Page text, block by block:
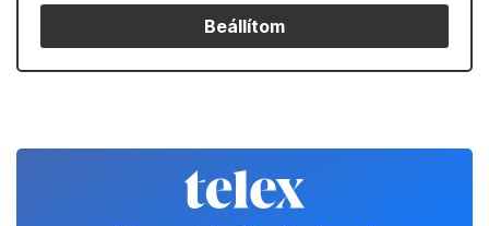
Beállítom